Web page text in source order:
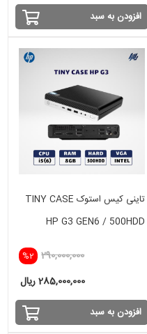
افزودن به سبد
تاینی کیس استوک TINY CASE
HP G3 GEN6 / 500HDD
%2 290,000,000
285,000,000 ریال
افزودن به سبد